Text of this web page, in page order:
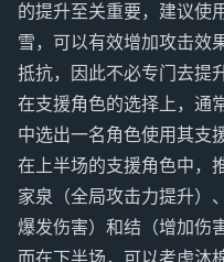
的提升至关重要，建议使
雪，可以有效增加攻击效
抵抗，因此不必专门去提
在支援角色的选择上，通
中选出一名角色使用其支
在上半场的支援角色中，
家泉（全局攻击力提升）
爆发伤害）和结（增加伤
而在下半场，可以考虑沐